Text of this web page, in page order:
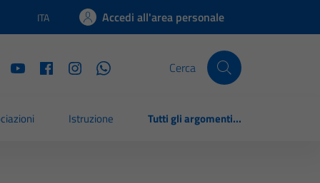
Lingua attiva:
ITA Accedi all'area personale
Cerca
Istruzione Tutti gli argomenti...